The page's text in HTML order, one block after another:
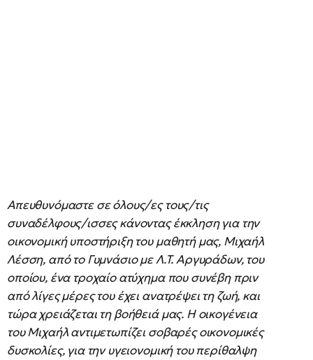
Απευθυνόμαστε σε όλους/ες τους/τις
συναδέλφους/ισσες κάνοντας έκκληση για την
οικονομική υποστήριξη του μαθητή μας, Μιχαήλ
Λέσση, από το Γυμνάσιο με Λ.Τ. Αργυράδων, του
οποίου, ένα τροχαίο ατύχημα που συνέβη πριν
από λίγες μέρες του έχει ανατρέψει τη ζωή, και
τώρα χρειάζεται τη βοήθειά μας. Η οικογένεια
του Μιχαήλ αντιμετωπίζει σοβαρές οικονομικές
δυσκολίες, για την υγειονομική του περίθαλψη